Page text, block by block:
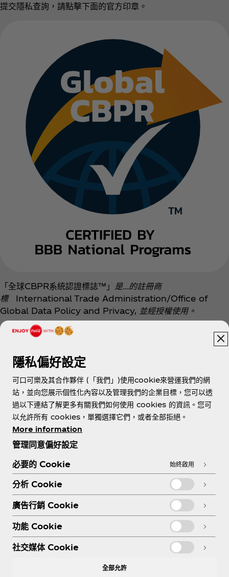
提交隱私查詢，請點擊下面的官方印章。
「全球CBPR系統認證標誌™」
是...的註冊商
標International Trade Administration/Office of
Global Data Policy and Privacy, 並經授權使用。
關於我們
需要協助？
法務
隱私偏好設定
可口可樂及其合作夥伴 (「我們」)使用cookie來營運我們的網
站，並向您展示個性化內容以及管理我們的企業目標，您可以透
過以下連結了解更多有關我們如何使用 cookies 的資訊。您可
以允許所有 cookies，單獨選擇它們，或者全部拒絕。
More information
管理同意偏好設定
必要的 Cookie
始終啟用
分析 Cookie
廣告行銷 Cookie
功能 Cookie
社交媒体 Cookie
全部允許